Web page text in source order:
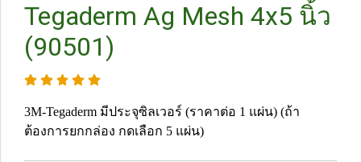
Tegaderm Ag Mesh 4x5 นิ้ว
(90501)
3M-Tegaderm มีประจุซิลเวอร์ (ราคาต่อ 1 แผ่น) (ถ้า
ต้องการยกกล่อง กดเลือก 5 แผ่น)